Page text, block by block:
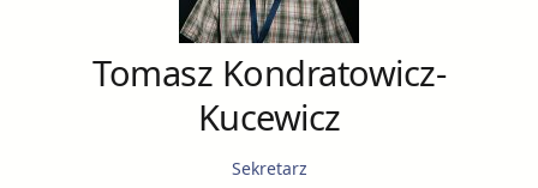
Tomasz Kondratowicz-
Kucewicz
Sekretarz